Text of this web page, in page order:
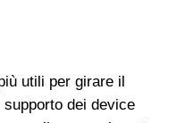
utili per girare il
dei device